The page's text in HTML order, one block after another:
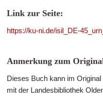
Link zur Seite:
https://ku-ni.de/isil_DE-
Anmerkung zum
Dieses Buch kann im
mit der Landesbibliothek